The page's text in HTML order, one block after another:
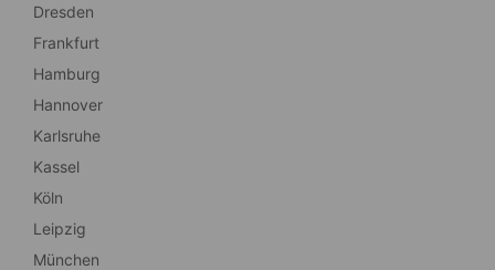
Dresden
Frankfurt
Hamburg
Hannover
Karlsruhe
Kassel
Köln
Leipzig
München